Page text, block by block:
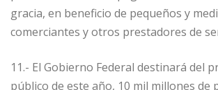
gracia, en beneficio de pequeños y
comerciantes y otros prestadores de
11.- El Gobierno Federal destinará del
público de este año, 10 mil millones de